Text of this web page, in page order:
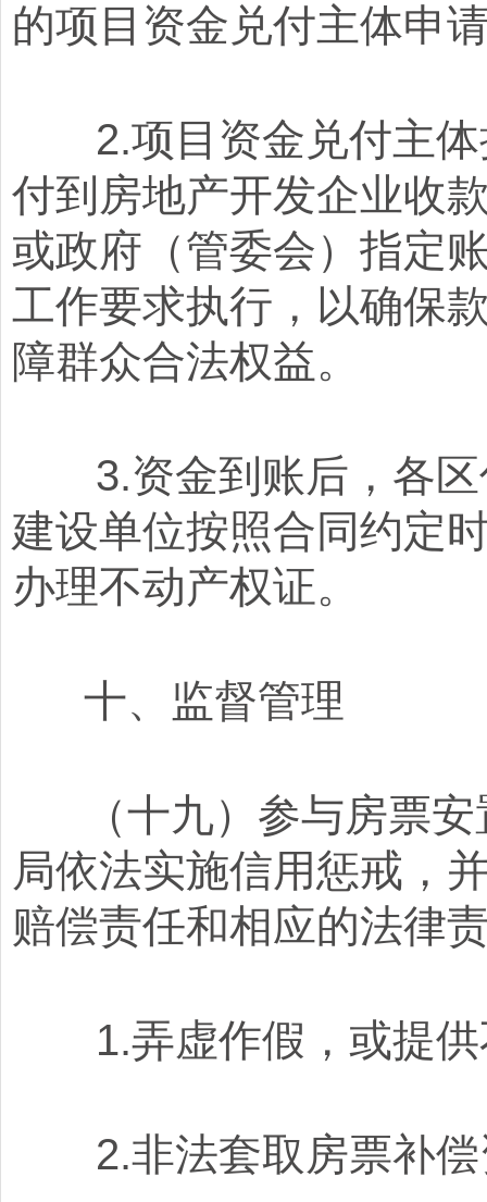
的项目资金兑付主体申
2.项目资金兑付主体
付到房地产开发企业收
或政府（管委会）指定
工作要求执行，以确保
障群众合法权益。
3.资金到账后，各区
建设单位按照合同约定
办理不动产权证。
十、监督管理
（十九）参与房票安
局依法实施信用惩戒，
赔偿责任和相应的法律
1.弄虚作假，或提供
2.非法套取房票补偿